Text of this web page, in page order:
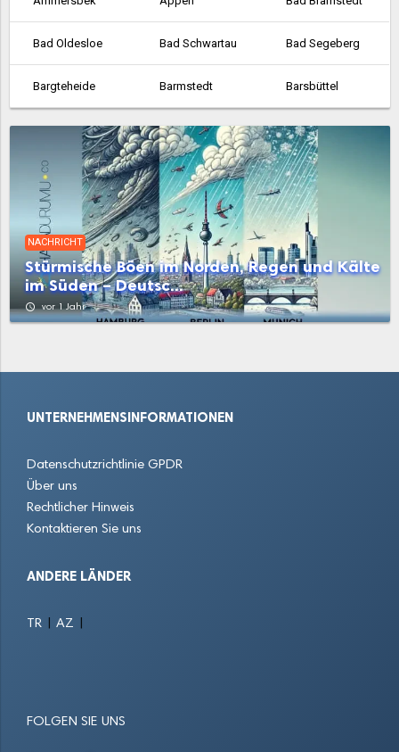
Bad Oldesloe Bad Schwartau Bad Segeberg
Bargteheide Barmstedt Barsbüttel
Bordesholm Brunsbüttel Büchen
Büdelsdorf Büsum Eckernförde
Ellerau Elmschenhagen Elmshorn
Eutin Fehmarn Flensburg
Flintbek Fockbek Friedrichsort
Handewitt Harksheide
Heide
Lauenburg
NACHRICHT
Stürmische Böen im Norden, Regen und Kälte
im Süden – Deutsc...
access_time vor 1 Jahr
UNTERNEHMENSINFORMATIONEN
Datenschutzrichtlinie GPDR
Über uns
Rechtlicher Hinweis
Kontaktieren Sie uns
ANDERE LÄNDER
TR AZ
FOLGEN SIE UNS